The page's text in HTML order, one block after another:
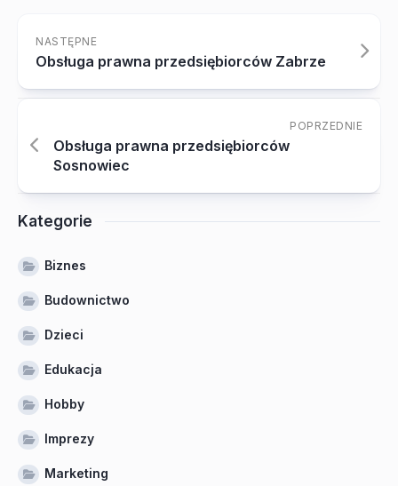
NASTĘPNE
Obsługa prawna przedsiębiorców Zabrze
POPRZEDNIE
Obsługa prawna przedsiębiorców
Sosnowiec
Kategorie
Biznes
Budownictwo
Dzieci
Edukacja
Hobby
Imprezy
Marketing